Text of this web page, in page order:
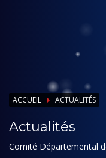
ACCUEIL ACTUALITÉS
Actualités
Comité Départemental